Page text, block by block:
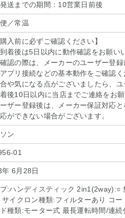
送までの期間：10営業日前後
／常温
購入前に必ずご確認ください】
着後は5日以内に動作確認をお願い
認の際は、メーカーのユーザー登
プリ接続などの基本動作をご確認く
や気になる点がございましたら、
後10日以内に当店までご連絡をお願
ザー登録後は、メーカー保証対応
ができない場合がございます。
ン
01
年 6月28日
:ハンディスティック 2in1(2way):○
サイクロン種類:フィルターあり コ
種類:モーター式 最長運転時間/連続